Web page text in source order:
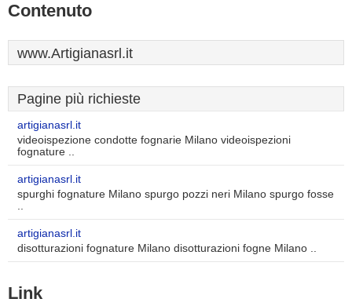
Contenuto
www.Artigianasrl.it
Pagine più richieste
artigianasrl.it
videoispezione condotte fognarie Milano videoispezioni
fognature ..
artigianasrl.it
spurghi fognature Milano spurgo pozzi neri Milano spurgo fosse
..
artigianasrl.it
disotturazioni fognature Milano disotturazioni fogne Milano ..
Link